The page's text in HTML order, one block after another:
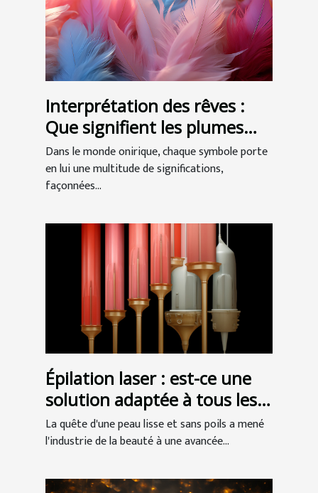
Interprétation des rêves :
Que signifient les plumes
dans nos songes ?
Dans le monde onirique, chaque symbole porte
en lui une multitude de significations,
façonnées...
Épilation laser : est-ce une
solution adaptée à tous les
types de peau ?
La quête d'une peau lisse et sans poils a mené
l'industrie de la beauté à une avancée...